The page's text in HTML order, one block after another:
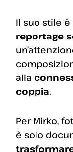
Il suo stile
reportage
alla
coppia.
Per Mirko,
è solo